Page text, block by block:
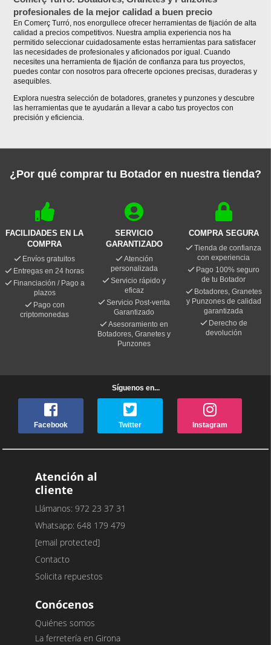
profesionales de la mejor calidad a buen precio
En Comerç Turró, nos enorgullece ofrecer herramientas de fijación de alta
calidad a precios competitivos. Nuestra amplia experiencia nos ha
permitido seleccionar cuidadosamente estas herramientas para satisfacer
las necesidades de profesionales y aficionados por igual. Cuando
necesites una herramienta de fijación de confianza para tus proyectos,
puedes contar con nosotros para ofrecerte opciones precisas, duraderas y
asequibles.
Explora nuestra selección de botadores, granetes y punzones y descubre
las herramientas que te ayudarán a llevar a cabo tus proyectos con
precisión y eficiencia.
¿Por qué comprar tu Botador en nuestra tienda?
FACILIDADES EN LA
COMPRA
Envíos gratuitos
Entregas en 24 horas
Financiación / Pago a
plazos
Pago con
criptomonedas
SERVICIO
GARANTIZADO
Atención
personalizada
Servicio rápido y
eficaz
Servicio Post-venta
Garantizado
Asesoramiento en
Botadores, Granetes y
Punzones
COMPRA SEGURA
Tienda de confianza
con experiencia
Pago 100% seguro
de tu Botador
Botadores, Granetes
y Punzones de calidad
garantizada
Derecho de
devolución
Síguenos en...
Facebook Twitter Instagram
Atención al
cliente
Llámanos: 972 23 37 31
Whatsapp: 648 179 479
[email protected]
Contacto
Solicita repuestos
Conócenos
Quiénes somos
La ferretería en Girona